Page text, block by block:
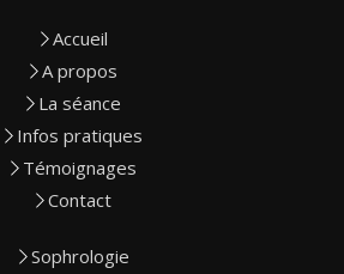
Accueil
A propos
La séance
Infos pratiques
Témoignages
Contact
Sophrologie